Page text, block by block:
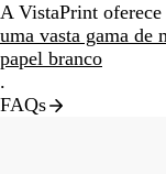
A VistaPrint oferece
uma vasta gama de
papel branco
.
FAQs